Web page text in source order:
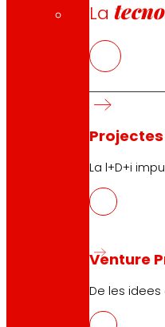
La
La l+D+i
Venture
De les